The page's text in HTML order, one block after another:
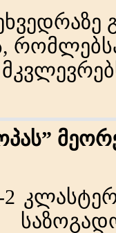
2